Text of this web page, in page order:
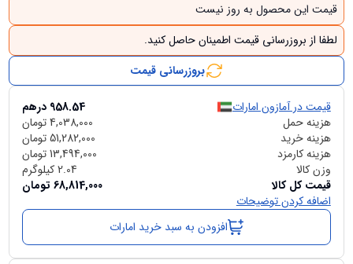
قیمت این محصول به روز نیست
لطفا از بروزرسانی قیمت اطمینان حاصل کنید.
بروزرسانی قیمت
قیمت در آمازون امارات 958.54 درهم
هزینه حمل
4,038,000تومان
هزینه خرید
51,282,000تومان
هزینه کارمزد
13,494,000تومان
وزن کالا
2.04کیلوگرم
قیمت کل کالا
68,814,000 تومان
اضافه کردن توضیحات
افزودن به سبد خرید امارات